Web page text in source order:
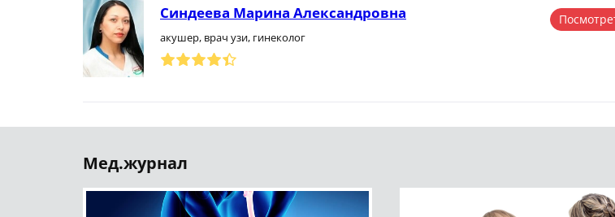
Синдеева Марина Александровна
акушер, врач узи, гинеколог
Мед.журнал